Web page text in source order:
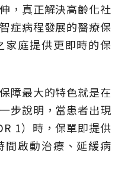
，真正解決高齡化社
症病程發展的醫療保
家庭提供更即時的保
障最大的特色就是在
步說明，當患者出現
1）時，保單即提供
間啟動治療、延緩病